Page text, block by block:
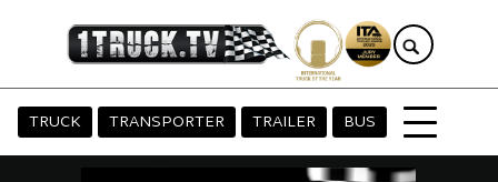
TRUCK TRANSPORTER TRAILER BUS